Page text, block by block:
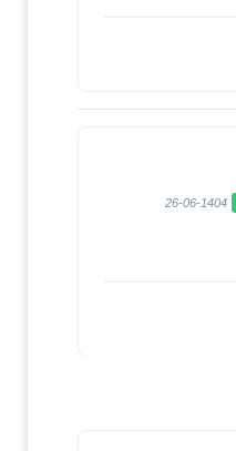
1404-06-26